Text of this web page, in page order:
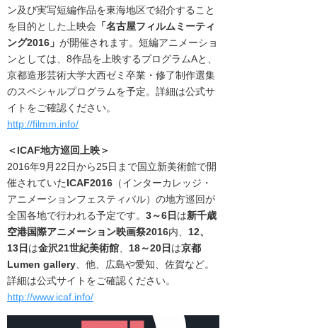
ン及び実写短編作品を東海地区で紹介すること
を目的とした上映会 「名古屋フィルムミーティ
ング2016」 が開催されます。短編アニメーショ
ンとしては、8作品を上映するプログラムAと、
京都造形芸術大学大西ゼミ卒業・修了制作選集
のスペシャルプログラムを予定。 詳細は公式サ
イトをご確認ください。
http://filmm.info/
＜ICAF地方巡回上映＞
2016年9月22日から25日まで国立新美術館で開
催されていたICAF2016 （インターカレッジ・
アニメーションフェスティバル）の地方巡回が
全国各地で行われる予定です。 3～6日 は新千歳
空港国際アニメーション映画祭2016内、 12、
13日 は金沢21世紀美術館 18～20日 は京都
Lumen gallery 、他、広島や愛知、佐賀など。
詳細は公式サイトをご確認ください。
http://www.icaf.info/